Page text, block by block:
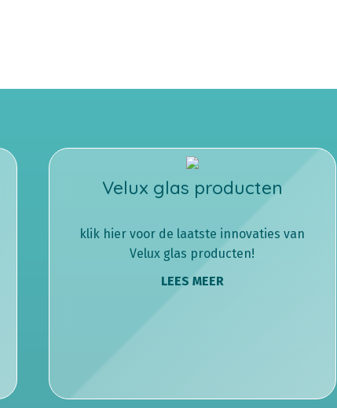
Velux glas producten
klik hier voor de laatste innovaties van
Velux glas producten!
LEES MEER